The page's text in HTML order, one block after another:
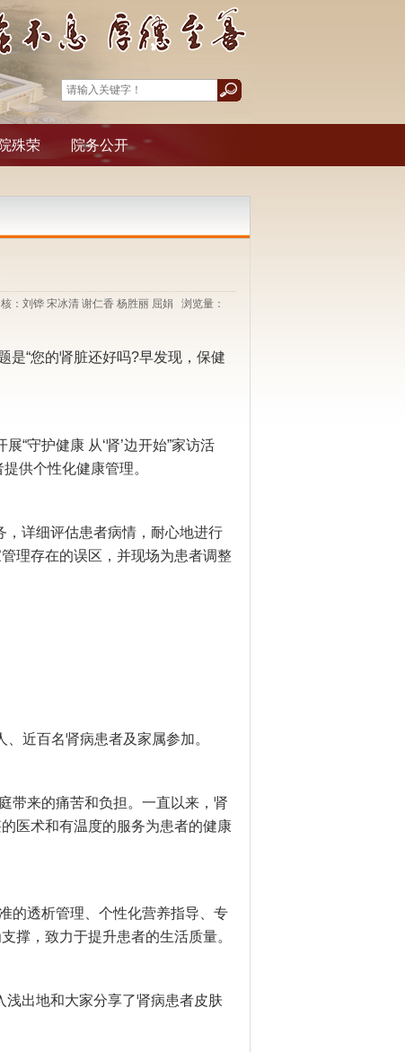
殊荣 院务公开
刘铧 宋冰清 谢仁香 杨胜丽 屈娟 浏览量：
是“您的肾脏还好吗?早发现，保健
“守护健康 从‘肾’边开始”家访活
供个性化健康管理。
，详细评估患者病情，耐心地进行
理存在的误区，并现场为患者调整
近百名肾病患者及家属参加。
带来的痛苦和负担。一直以来，肾
医术和有温度的服务为患者的健康
的透析管理、个性化营养指导、专
撑，致力于提升患者的生活质量。
浅出地和大家分享了肾病患者皮肤